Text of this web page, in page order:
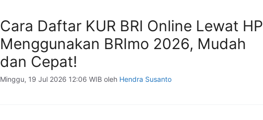
Cara Daftar KUR BRI Online Lewat HP
Menggunakan BRImo 2026, Mudah
dan Cepat!
Minggu, 19 Jul 2026 12:06 WIB oleh Hendra Susanto